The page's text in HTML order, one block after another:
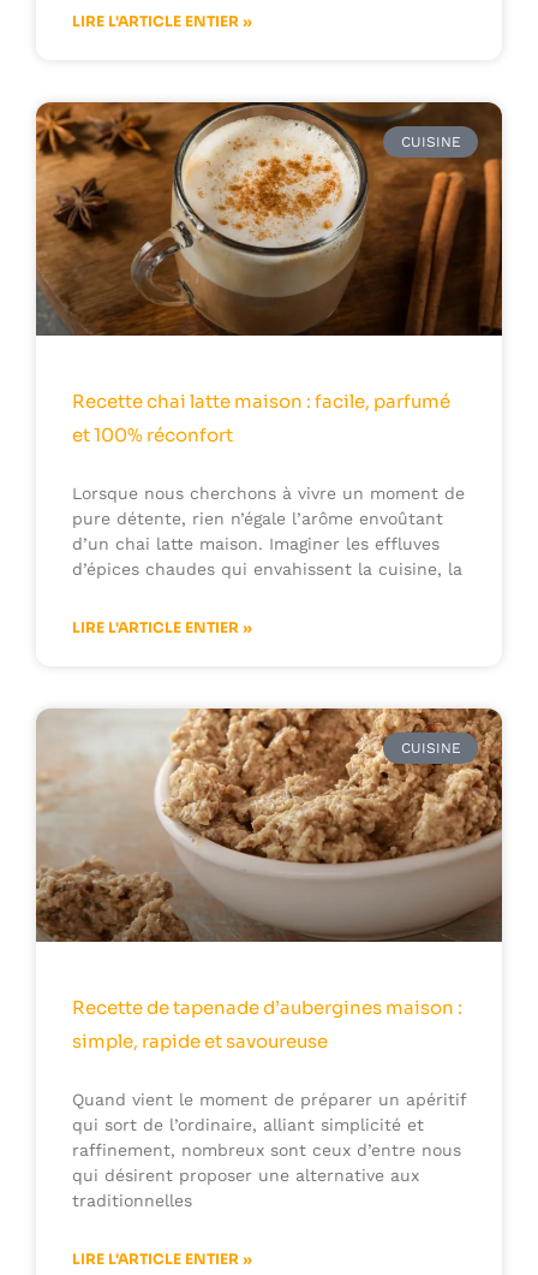
LIRE L'ARTICLE ENTIER »
CUISINE
Recette chai latte maison : facile, parfumé
et 100% réconfort
Lorsque nous cherchons à vivre un moment de
pure détente, rien n’égale l’arôme envoûtant
d’un chai latte maison. Imaginer les effluves
d’épices chaudes qui envahissent la cuisine, la
LIRE L'ARTICLE ENTIER »
CUISINE
Recette de tapenade d’aubergines maison :
simple, rapide et savoureuse
Quand vient le moment de préparer un apéritif
qui sort de l’ordinaire, alliant simplicité et
raffinement, nombreux sont ceux d’entre nous
qui désirent proposer une alternative aux
traditionnelles
LIRE L'ARTICLE ENTIER »